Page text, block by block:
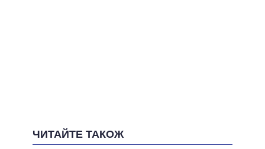
ЧИТАЙТЕ ТАКОЖ